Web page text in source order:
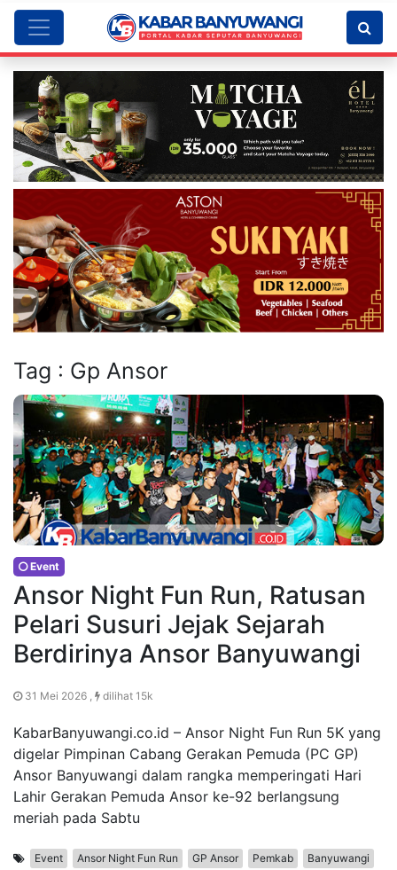
Tag : Gp Ansor
Event
Ansor Night Fun Run, Ratusan
Pelari Susuri Jejak Sejarah
Berdirinya Ansor Banyuwangi
31 Mei 2026 , dilihat 15k
KabarBanyuwangi.co.id – Ansor Night Fun Run 5K yang
digelar Pimpinan Cabang Gerakan Pemuda (PC GP)
Ansor Banyuwangi dalam rangka memperingati Hari
Lahir Gerakan Pemuda Ansor ke-92 berlangsung
meriah pada Sabtu
Event Ansor Night Fun Run GP Ansor Pemkab Banyuwangi